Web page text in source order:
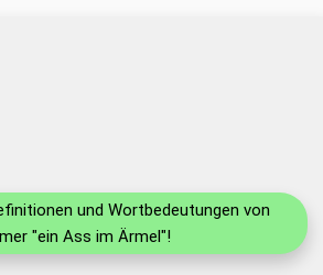
und Wortbedeutungen von
"ein Ass im Ärmel"!